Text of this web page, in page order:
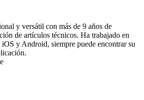
y versátil con más de 9 años de
de artículos técnicos. Ha trabajado en
iOS y Android, siempre puede encontrar su